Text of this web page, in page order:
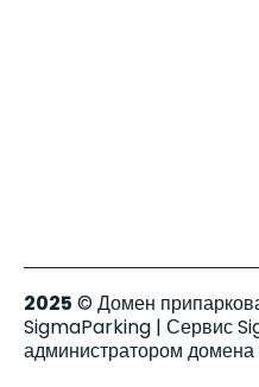
2025 © Домен
SigmaParking | Сервис
администратором